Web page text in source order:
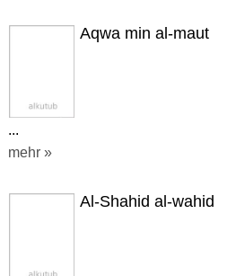
Aqwa min al-maut
...
mehr »
Al-Shahid al-wahid